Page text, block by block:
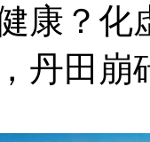
康？
丹田崩